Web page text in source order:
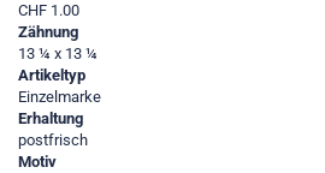
CHF 1.00
Zähnung
13 ¼ x 13 ¼
Artikeltyp
Einzelmarke
Erhaltung
postfrisch
Motiv